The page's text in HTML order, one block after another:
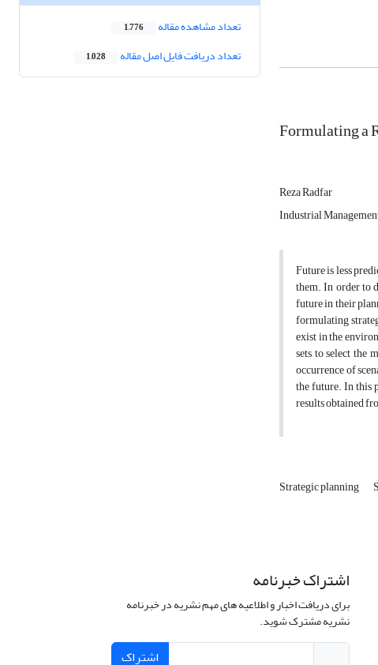
Formulating a
Reza Radfar
Industrial
Future is less
them. In order to
future in their
formulating
exist in the
sets to select the
occurrence of
the future. In this
results obtained
Strategic planning
تعداد مشاهده مقاله 1,776
تعداد دریافت فایل اصل مقاله 1,028
اشتراک خبرنامه
برای دریافت اخبار و اطلاعیه های مهم نشریه در خبرنامه
نشریه مشترک شوید.
اشتراک